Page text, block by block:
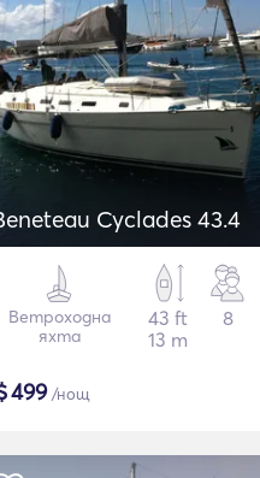
Cyclades 43.4
Ветроходна
яхта
43 ft
13 m
8
499/нощ